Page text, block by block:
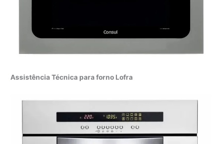
Assistência Técnica para forno Lofra